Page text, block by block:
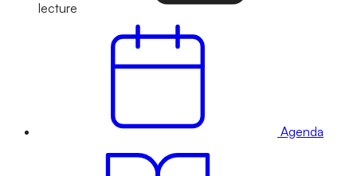
lecture
Agenda